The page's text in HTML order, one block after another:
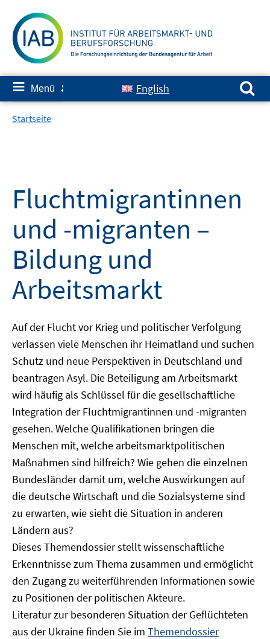
zum
Inhalt
≡ Menü ✘ English
Suchen nach:
Startseite
Fluchtmigrantinnen
und -migranten –
Bildung und
Arbeitsmarkt
Auf der Flucht vor Krieg und politischer Verfolgung
verlassen viele Menschen ihr Heimatland und suchen
Schutz und neue Perspektiven in Deutschland und
beantragen Asyl. Die Beteiligung am Arbeitsmarkt
wird häufig als Schlüssel für die gesellschaftliche
Integration der Fluchtmigrantinnen und -migranten
gesehen. Welche Qualifikationen bringen die
Menschen mit, welche arbeitsmarktpolitischen
Maßnahmen sind hilfreich? Wie gehen die einzelnen
Bundesländer damit um, welche Auswirkungen auf
die deutsche Wirtschaft und die Sozialsysteme sind
zu erwarten, wie sieht die Situation in anderen
Ländern aus?
Dieses Themendossier stellt wissenschaftliche
Erkenntnisse zum Thema zusammen und ermöglicht
den Zugang zu weiterführenden Informationen sowie
zu Positionen der politischen Akteure.
Literatur zur besonderen Situation der Geflüchteten
aus der Ukraine finden Sie im Themendossier